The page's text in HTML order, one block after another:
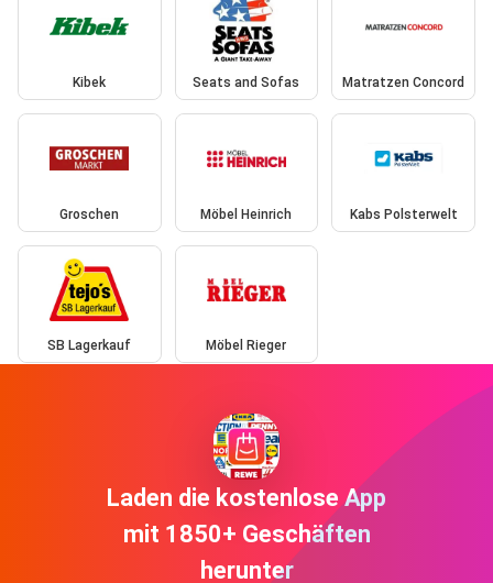
Kibek Seats and Sofas Matratzen Concord
Groschen Möbel Heinrich Kabs Polsterwelt
SB Lagerkauf Möbel Rieger
Laden die kostenlose App
mit 1850+ Geschäften
herunter